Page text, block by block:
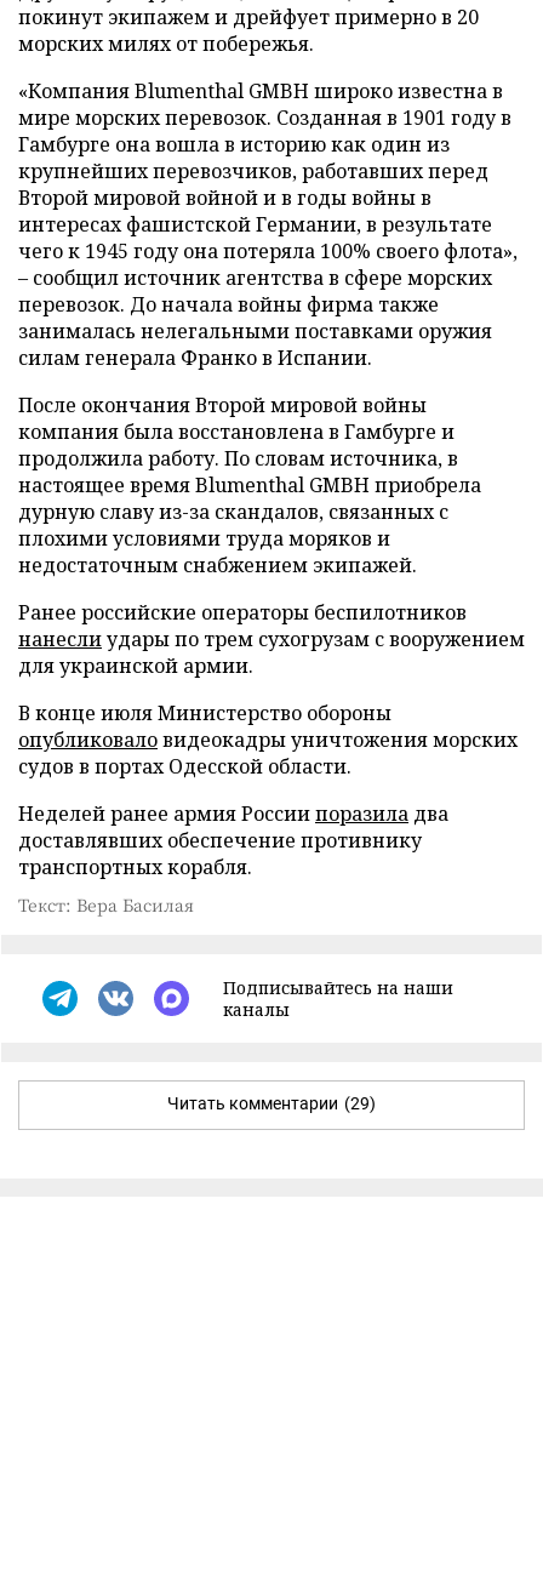
покинут экипажем и дрейфует примерно в 20
морских милях от побережья.
«Компания Blumenthal GMBH широко известна в
мире морских перевозок. Созданная в 1901 году в
Гамбурге она вошла в историю как один из
крупнейших перевозчиков, работавших перед
Второй мировой войной и в годы войны в
интересах фашистской Германии, в результате
чего к 1945 году она потеряла 100% своего флота»,
– сообщил источник агентства в сфере морских
перевозок. До начала войны фирма также
занималась нелегальными поставками оружия
силам генерала Франко в Испании.
После окончания Второй мировой войны
компания была восстановлена в Гамбурге и
продолжила работу. По словам источника, в
настоящее время Blumenthal GMBH приобрела
дурную славу из-за скандалов, связанных с
плохими условиями труда моряков и
недостаточным снабжением экипажей.
Ранее российские операторы беспилотников
нанеслиудары по трем сухогрузам с вооружением
для украинской армии.
В конце июля Министерство обороны
опубликоваловидеокадры уничтожения морских
судов в портах Одесской области.
Неделей ранее армия Россиипоразила два
доставлявших обеспечение противнику
транспортных корабля.
Текст: Вера Басилая
Подписывайтесь на наши
каналы
Читать комментарии (29)